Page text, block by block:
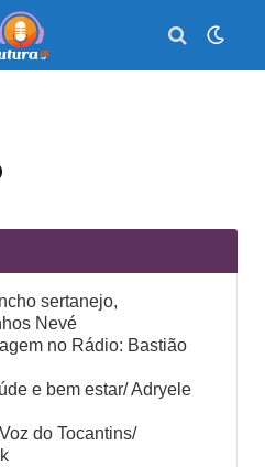
sertanejo,
Nevé
no Rádio: Bastião
e bem estar/ Adryele
do Tocantins/